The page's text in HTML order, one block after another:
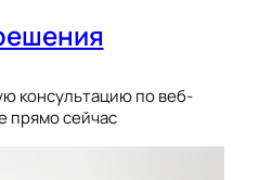
консультацию по веб-
прямо сейчас